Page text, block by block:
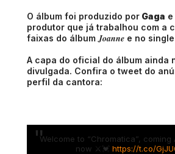
O álbum foi produzido por Gaga
produtor que já trabalhou com a
faixas do álbum Joanne e no single
A capa do oficial do álbum ainda
divulgada. Confira o tweet do
perfil da cantora:
Welcome to “Chromatica”, coming
now ⚔️💓 https://t.co/